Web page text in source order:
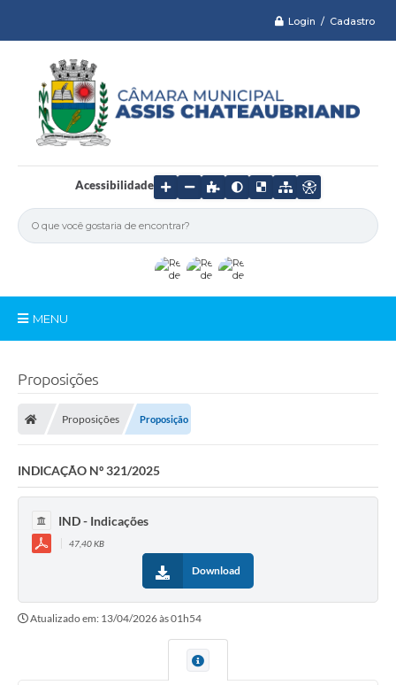
Login / Cadastro
Acessibilidade
MENU
Legislação
Lei de Acesso à Informação
LGPD - Política de Privacidade
Diários Oficial
Proposições
Proposições Proposição
INDICAÇÃO Nº 321/2025
IND - Indicações
47,40 KB
Download
Atualizado em: 13/04/2026 às 01h54